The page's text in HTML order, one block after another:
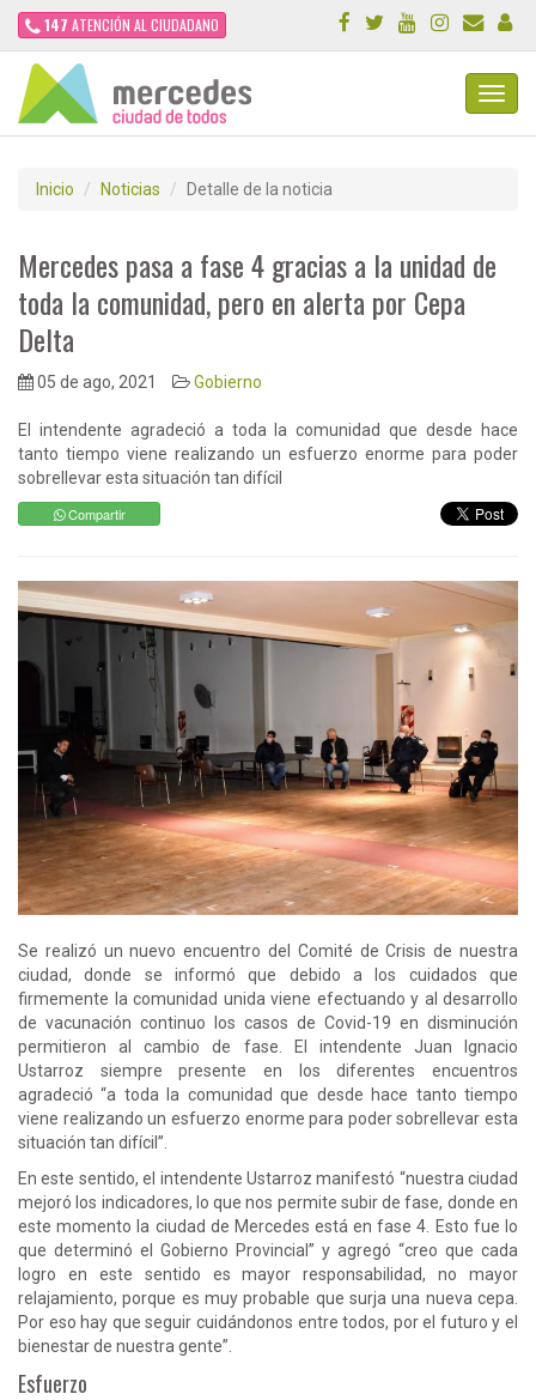
147 ATENCIÓN AL CIUDADANO
Inicio Noticias Detalle de la noticia
Mercedes pasa a fase 4 gracias a la unidad de
toda la comunidad, pero en alerta por Cepa
Delta
05 de ago, 2021 Gobierno
El intendente agradeció a toda la comunidad que desde hace
tanto tiempo viene realizando un esfuerzo enorme para poder
sobrellevar esta situación tan difícil
Compartir
Se realizó un nuevo encuentro del Comité de Crisis de nuestra
ciudad, donde se informó que debido a los cuidados que
firmemente la comunidad unida viene efectuando y al desarrollo
de vacunación continuo los casos de Covid-19 en disminución
permitieron al cambio de fase. El intendente Juan Ignacio
Ustarroz siempre presente en los diferentes encuentros
agradeció “a toda la comunidad que desde hace tanto tiempo
viene realizando un esfuerzo enorme para poder sobrellevar esta
situación tan difícil”.
En este sentido, el intendente Ustarroz manifestó “nuestra ciudad
mejoró los indicadores, lo que nos permite subir de fase, donde en
este momento la ciudad de Mercedes está en fase 4. Esto fue lo
que determinó el Gobierno Provincial” y agregó “creo que cada
logro en este sentido es mayor responsabilidad, no mayor
relajamiento, porque es muy probable que surja una nueva cepa.
Por eso hay que seguir cuidándonos entre todos, por el futuro y el
bienestar de nuestra gente”.
Esfuerzo